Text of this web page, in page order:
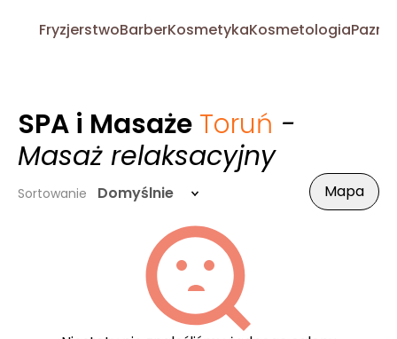
FryzjerstwoBarberKosmetykaKosmetologia
SPA i Masaże Toruń -
Masaż relaksacyjny
Sortowanie Domyślnie Mapa